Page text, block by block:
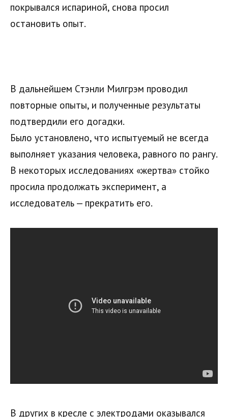
покрывался испариной, снова просил
остановить опыт.
В дальнейшем Стэнли Милгрэм проводил
повторные опыты, и полученные результаты
подтвердили его догадки.
Было установлено, что испытуемый не всегда
выполняет указания человека, равного по рангу.
В некоторых исследованиях «жертва» стойко
просила продолжать эксперимент, а
исследователь — прекратить его.
В других в кресле с электродами оказывался